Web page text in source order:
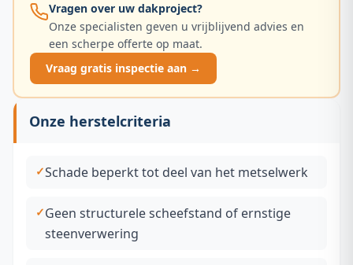
Vragen over uw dakproject?
Onze specialisten geven u vrijblijvend advies en
een scherpe offerte op maat.
Vraag gratis inspectie aan →
Onze herstelcriteria
Schade beperkt tot deel van het metselwerk
Geen structurele scheefstand of ernstige
steenverwering